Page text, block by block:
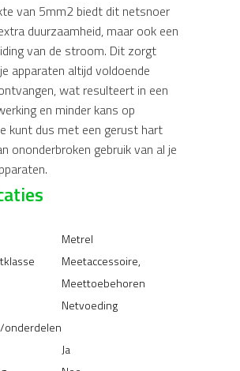
van 5mm2 biedt dit netsnoer
duurzaamheid, maar ook een
van de stroom. Dit zorgt
apparaten altijd voldoende
wat resulteert in een
en minder kans op
kunt dus met een gerust hart
ononderbroken gebruik van al je
Metrel
Meetaccessoire,
Meettoebehoren
Netvoeding
Ja